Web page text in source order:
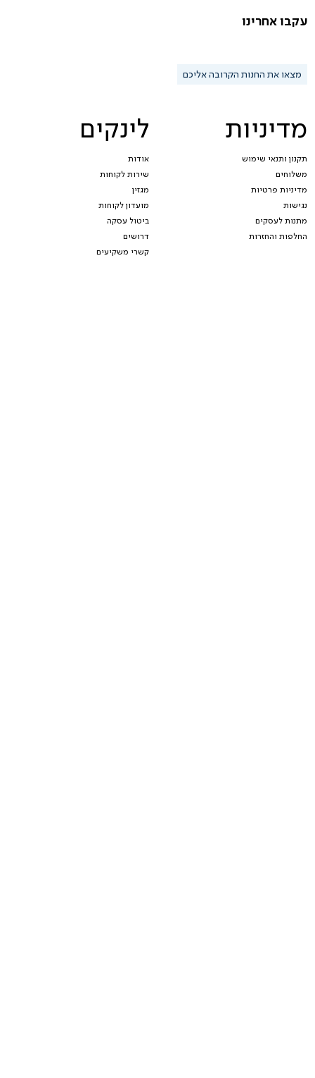
מדיניות
תקנון ותנאי שימוש
משלוחים
מדיניות פרטיות
נגישות
מתנות לעסקים
החלפות והחזרות
לינקים
אודות
שירות לקוחות
מגזין
מועדון לקוחות
ביטול עסקה
דרושים
קשרי משקיעים
עקבו אחרינו
מצאו את החנות הקרובה אליכם